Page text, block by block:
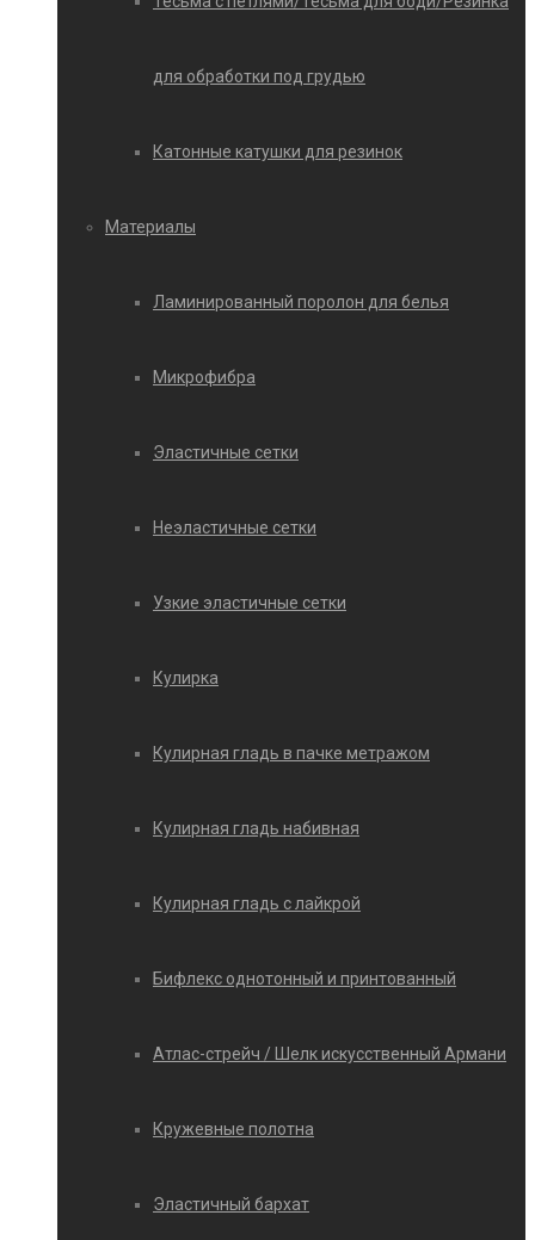
для обработки под грудью
Катонные катушки для резинок
Материалы
Ламинированный поролон для белья
Микрофибра
Эластичные сетки
Неэластичные сетки
Узкие эластичные сетки
Кулирка
Кулирная гладь в пачке метражом
Кулирная гладь набивная
Кулирная гладь с лайкрой
Бифлекс однотонный и принтованный
Атлас-стрейч / Шелк искусственный Армани
Кружевные полотна
Эластичный бархат